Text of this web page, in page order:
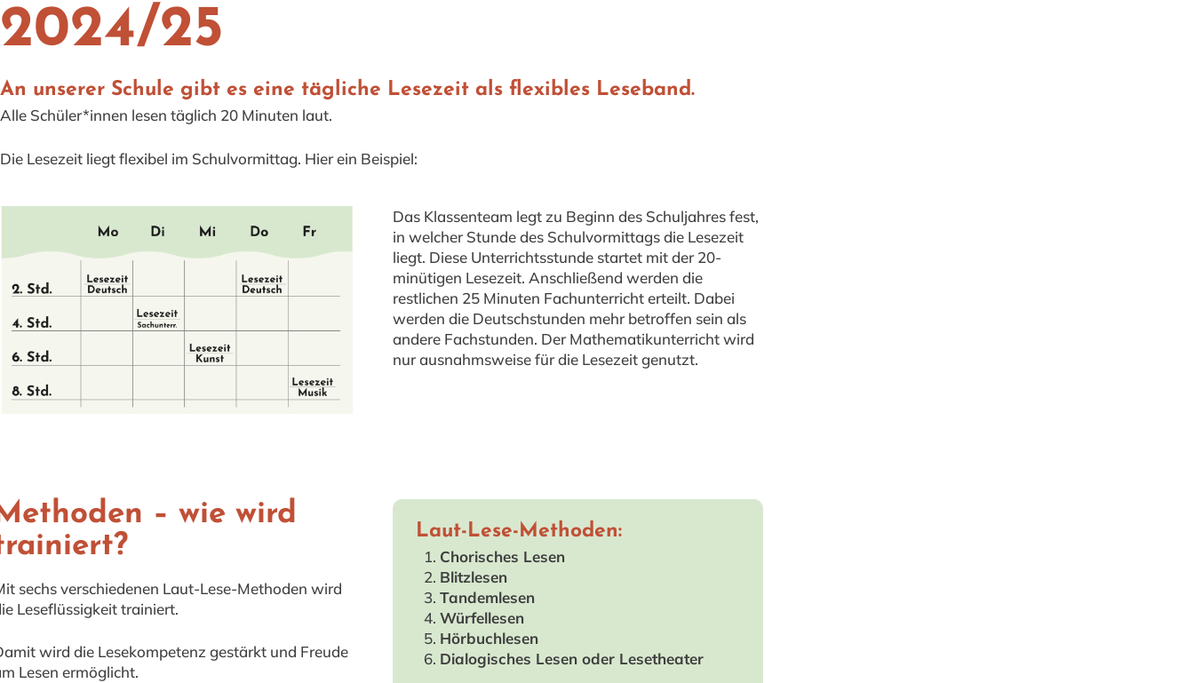
2024/25
An unserer Schule gibt es eine tägliche Lesezeit als flexibles Leseband.
Alle Schüler*innen lesen täglich 20 Minuten laut.
Die Lesezeit liegt flexibel im Schulvormittag. Hier ein Beispiel:
Das Klassenteam legt zu Beginn des Schuljahres fest,
in welcher Stunde des Schulvormittags die Lesezeit
liegt. Diese Unterrichtsstunde startet mit der 20-
minütigen Lesezeit. Anschließend werden die
restlichen 25 Minuten Fachunterricht erteilt. Dabei
werden die Deutschstunden mehr betroffen sein als
andere Fachstunden. Der Mathematikunterricht wird
nur ausnahmsweise für die Lesezeit genutzt.
– wie wird
sechs verschiedenen Laut-Lese-Methoden wird
Leseflüssigkeit trainiert.
wird die Lesekompetenz gestärkt und Freude
Lesen ermöglicht.
Laut-Lese-Methoden:
Chorisches Lesen
Blitzlesen
Tandemlesen
Würfellesen
Hörbuchlesen
Dialogisches Lesen oder Lesetheater